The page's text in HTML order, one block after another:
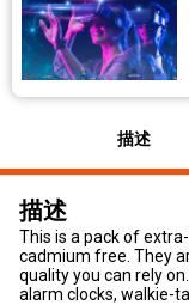
描述
描述
This is a pack of
cadmium free. They
quality you can rely
alarm clocks, walkie-